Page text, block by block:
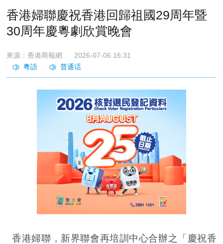
香港婦聯慶祝香港回歸祖國29周年暨
30周年慶粵劇欣賞晚會
來源：香港商報網 2026-07-06 16:31
香港婦聯，新界聯會再培訓中心合辦之「慶祝香